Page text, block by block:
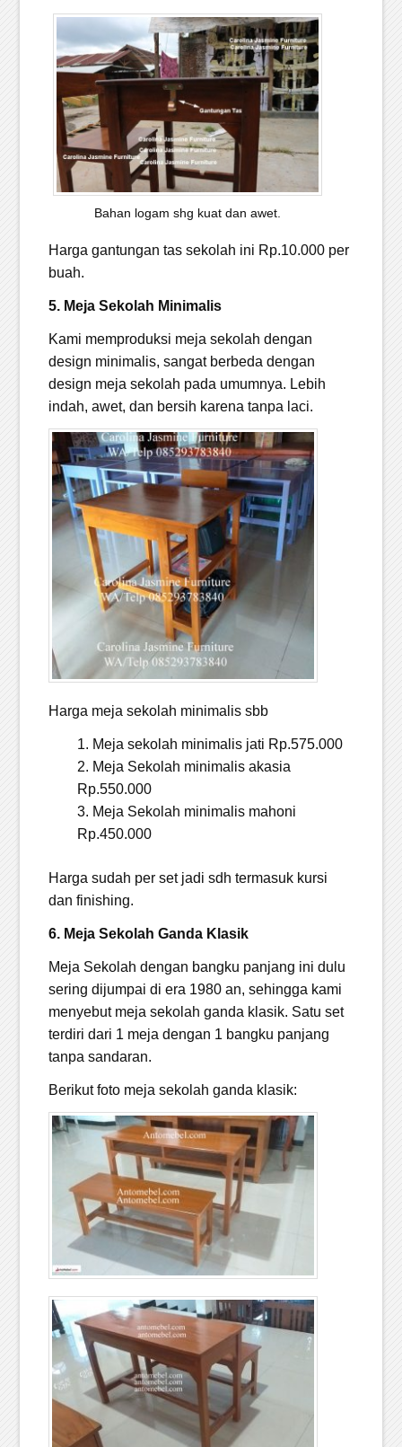
Bahan logam shg kuat dan awet.
Harga gantungan tas sekolah ini Rp.10.000 per
buah.
5. Meja Sekolah Minimalis
Kami memproduksi meja sekolah dengan
design minimalis, sangat berbeda dengan
design meja sekolah pada umumnya. Lebih
indah, awet, dan bersih karena tanpa laci.
Harga meja sekolah minimalis sbb
Meja sekolah minimalis jati Rp.575.000
Meja Sekolah minimalis akasia
Rp.550.000
Meja Sekolah minimalis mahoni
Rp.450.000
Harga sudah per set jadi sdh termasuk kursi
dan finishing.
6. Meja Sekolah Ganda Klasik
Meja Sekolah dengan bangku panjang ini dulu
sering dijumpai di era 1980 an, sehingga kami
menyebut meja sekolah ganda klasik. Satu set
terdiri dari 1 meja dengan 1 bangku panjang
tanpa sandaran.
Berikut foto meja sekolah ganda klasik: